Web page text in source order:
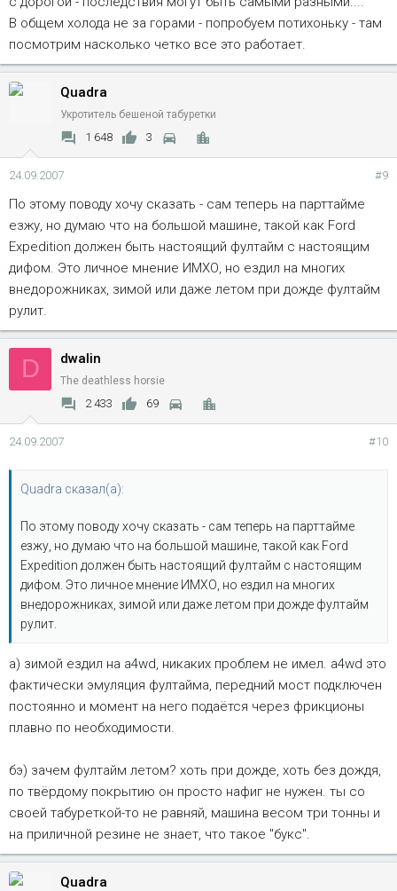
В общем холода не за горами - попробуем потихоньку - там
посмотрим насколько четко все это работает.
Quadra
Укротитель бешеной табуретки
1 648 3
24.09.2007 #9
По этому поводу хочу сказать - сам теперь на парттайме
езжу, но думаю что на большой машине, такой как Ford
Expedition должен быть настоящий фултайм с настоящим
дифом. Это личное мнение ИМХО, но ездил на многих
внедорожниках, зимой или даже летом при дожде фултайм
рулит.
D dwalin
The deathless horsie
2 433 69
24.09.2007 #10
Quadra сказал(а):
По этому поводу хочу сказать - сам теперь на парттайме
езжу, но думаю что на большой машине, такой как Ford
Expedition должен быть настоящий фултайм с настоящим
дифом. Это личное мнение ИМХО, но ездил на многих
внедорожниках, зимой или даже летом при дожде фултайм
рулит.
а) зимой ездил на a4wd, никаких проблем не имел. a4wd это
фактически эмуляция фултайма, передний мост подключен
постоянно и момент на него подаётся через фрикционы
плавно по необходимости.
бэ) зачем фултайм летом? хоть при дожде, хоть без дождя,
по твёрдому покрытию он просто нафиг не нужен. ты со
своей табуреткой-то не равняй, машина весом три тонны и
на приличной резине не знает, что такое "букс".
Quadra